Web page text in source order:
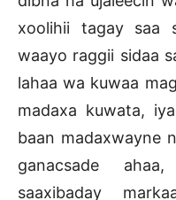
xoolihii tagay saa
waayo raggii sidaa
lahaa wa kuwaa
madaxa kuwata,
baan madaxwayne
ganacsade
saaxibaday